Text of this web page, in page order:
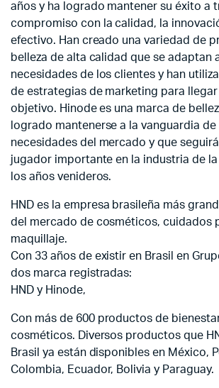
años y ha logrado mantener su éxito a
compromiso con la calidad, la
efectivo. Han creado una variedad de
belleza de alta calidad que se adaptan
necesidades de los clientes y han
de estrategias de marketing para
objetivo. Hinode es una marca de
logrado mantenerse a la vanguardia
necesidades del mercado y que
jugador importante en la industria de
los años venideros.
HND es la empresa brasileña más
del mercado de cosméticos, cuidados
maquillaje.
Con 33 años de existir en Brasil en
dos marca registradas:
HND y Hinode,
Con más de 600 productos de
cosméticos. Diversos productos que
Brasil ya están disponibles en México,
Colombia, Ecuador, Bolivia y Paraguay.